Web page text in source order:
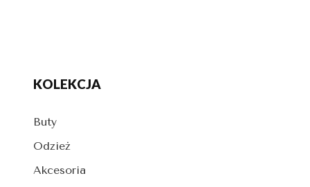
KOLEKCJA
Buty
Odzież
Akcesoria